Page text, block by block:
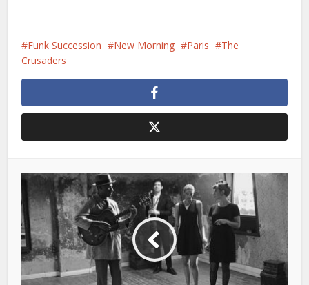
Funk Succession New Morning Paris
The
Crusaders